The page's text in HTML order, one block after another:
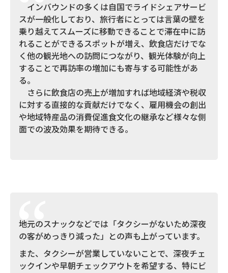
インバウンドの多くは自国でライドシェアサービ
スが一般化しており、旅行者にとっては言葉の壁を
乗り越えてスムーズに移動できることで滞在中に訪
れることができるスポットが増え、飲食店だけでな
く他の観光地への訪問につながり、観光体験が向上
することで再訪率の増加にも寄与する可能性があ
る。
さらに飲食店の売上が増加すれば地域経済や税収
に対する直接的な貢献だけでなく、雇用機会の創出
や地域特産品の消費促進食文化の継承など様々な側
面での波及効果を期待できる。
地元のスナックなどでは「タクシーがないため深夜
の客がめっきり減った」との声も上がっています。
また、タクシーが営業していないことで、深夜チェ
ックインや早朝チェックアウトを希望する、特にビ